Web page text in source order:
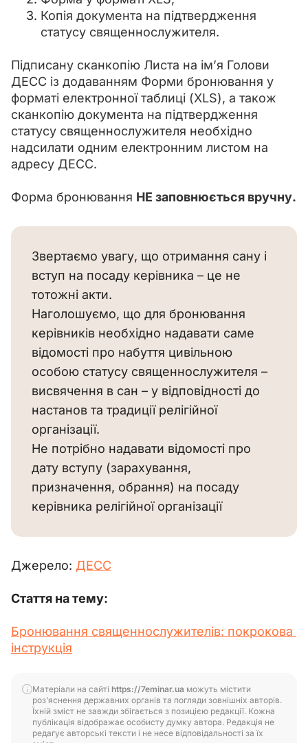
Копія документа на підтвердження
статусу священнослужителя.
Підписану сканкопію Листа на ім’я Голови
ДЕСС із додаванням Форми бронювання у
форматі електронної таблиці (XLS), а також
сканкопію документа на підтвердження
статусу священнослужителя необхідно
надсилати одним електронним листом на
адресу ДЕСС.
Форма бронювання НЕ заповнюється вручну.
Звертаємо увагу, що отримання сану і
вступ на посаду керівника – це не
тотожні акти.
Наголошуємо, що для бронювання
керівників необхідно надавати саме
відомості про набуття цивільною
особою статусу священнослужителя –
висвячення в сан – у відповідності до
настанов та традиції релігійної
організації.
Не потрібно надавати відомості про
дату вступу (зарахування,
призначення, обрання) на посаду
керівника релігійної організації
Джерело: ДЕСС
Стаття на тему:
Бронювання священнослужителів: покрокова
інструкція
Матеріали на сайті https://7eminar.ua можуть містити
роз’яснення державних органів та погляди зовнішніх авторів.
Їхній зміст не завжди збігається з позицією редакції. Кожна
публікація відображає особисту думку автора. Редакція не
редагує авторські тексти і не несе відповідальності за їх